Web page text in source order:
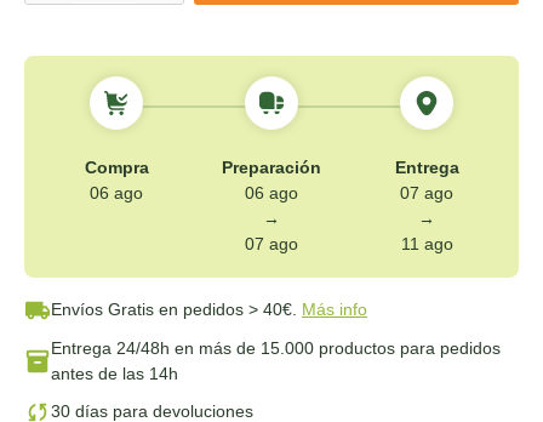
Compra
06 ago
Preparación
06 ago
→
07 ago
Entrega
07 ago
→
11 ago
Envíos Gratis en pedidos > 40€. Más info
Entrega 24/48h en más de 15.000 productos para pedidos
antes de las 14h
30 días para devoluciones